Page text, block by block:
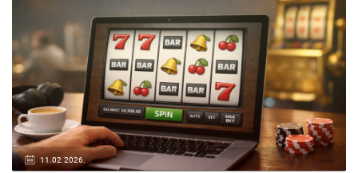
11.02.2026.